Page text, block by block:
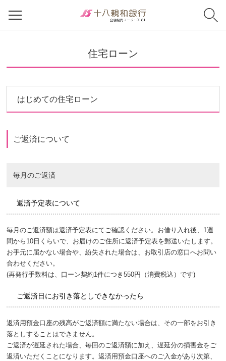
住宅ローン
はじめての住宅ローン
ご返済について
毎月のご返済
返済予定表について
毎月のご返済額は返済予定表にてご確認ください。お借り入れ後、1週
間から10日くらいで、お届けのご住所に返済予定表を郵送いたします。
お手元に届かない場合や、紛失された場合は、お取引店の窓口へお問い
合わせください。
(再発行手数料は、口ーン契約1件につき550円（消費税込）です)
ご返済日にお引き落としできなかったら
返済用預金口座の残高がご返済額に満たない場合は、その一部をお引き
落としすることはできません。
ご返済が遅延された場合、毎回のご返済額に加え、遅延分の損害金をご
返済いただくことになります。返済用預金口座へのご入金があり次第、